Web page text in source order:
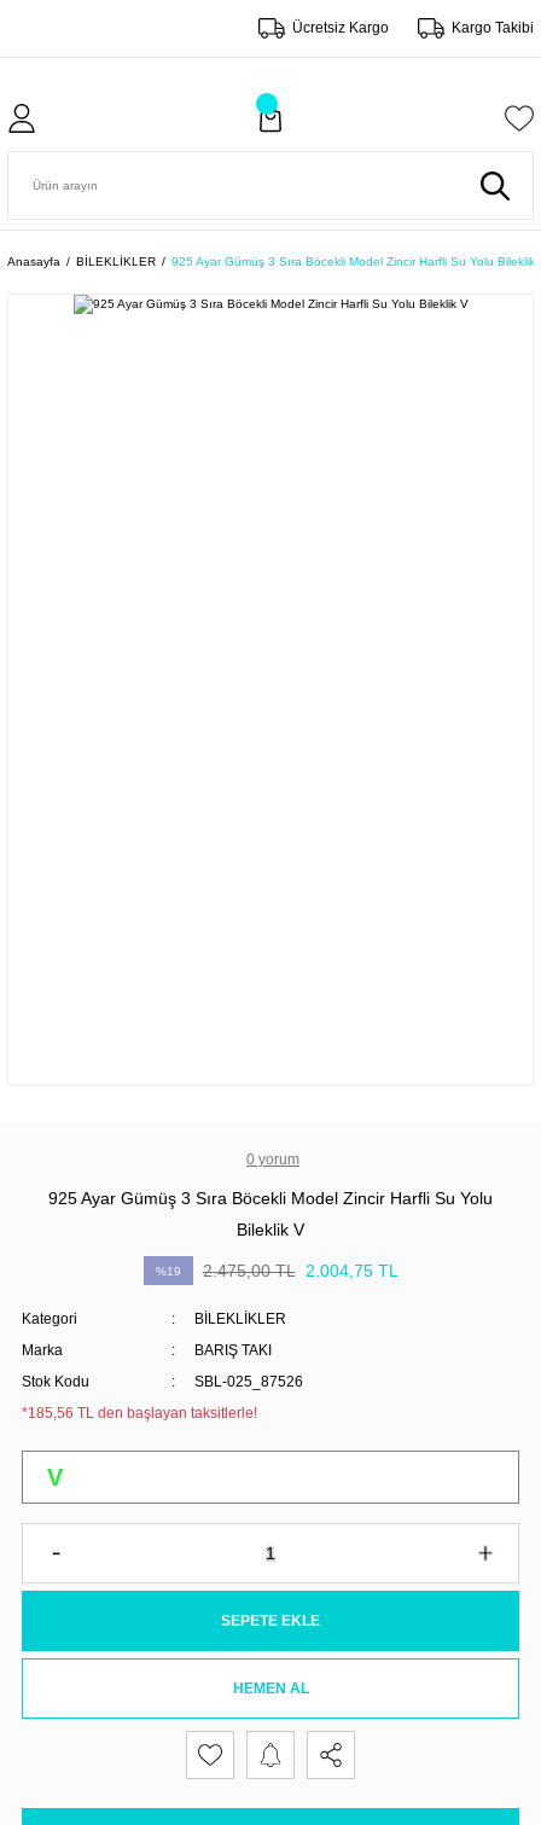
Ücretsiz Kargo Kargo Takibi
Anasayfa BİLEKLİKLER 925 Ayar Gümüş 3 Sıra Böcekli Model Zincir Harfli Su Yolu Bileklik
0 yorum
925 Ayar Gümüş 3 Sıra Böcekli Model Zincir Harfli Su Yolu
Bileklik V
%19 2.475,00 TL 2.004,75 TL
Kategori
BİLEKLİKLER
Marka
BARIŞ TAKI
Stok Kodu
SBL-025_87526
*185,56 TL den başlayan taksitlerle!
SEPETE EKLE
HEMEN AL